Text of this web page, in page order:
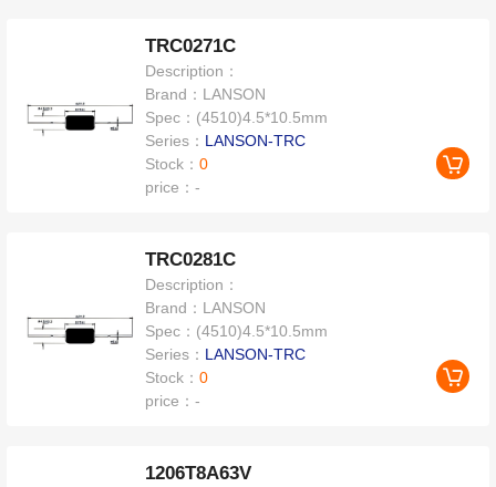
TRC0271C
Description：
Brand： LANSON
Spec： (4510)4.5*10.5mm
Series： LANSON-TRC
Stock：0
price：-
TRC0281C
Description：
Brand： LANSON
Spec： (4510)4.5*10.5mm
Series： LANSON-TRC
Stock：0
price：-
1206T8A63V